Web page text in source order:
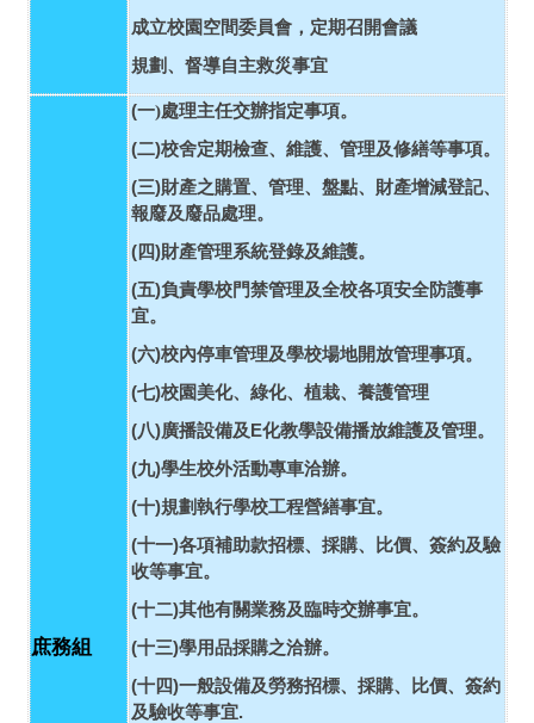
成立校園空間委員會，定期召開會議
規劃、督導自主救災事宜
庶務組
(一)處理主任交辦指定事項。
(二)校舍定期檢查、維護、管理及修繕等事項。
(三)財產之購置、管理、盤點、財產增減登記、
報廢及廢品處理。
(四)財產管理系統登錄及維護。
(五)負責學校門禁管理及全校各項安全防護事
宜。
(六)校內停車管理及學校場地開放管理事項。
(七)校園美化、綠化、植栽、養護管理
(八)廣播設備及E化教學設備播放維護及管理。
(九)學生校外活動專車洽辦。
(十)規劃執行學校工程營繕事宜。
(十一)各項補助款招標、採購、比價、簽約及驗
收等事宜。
(十二)其他有關業務及臨時交辦事宜。
(十三)學用品採購之洽辦。
(十四)一般設備及勞務招標、採購、比價、簽約
及驗收等事宜.